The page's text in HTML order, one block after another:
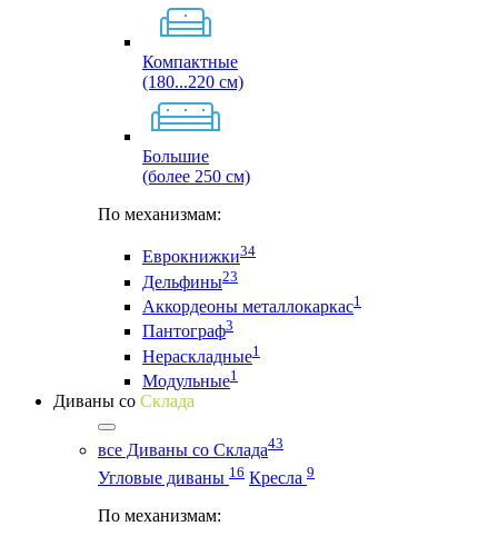
Компактные
(180...220 см)
Большие
(более 250 см)
По механизмам:
Еврокнижки34
Дельфины23
Аккордеоны металлокаркас1
Пантограф3
Нераскладные1
Модульные1
Диваны со Склада
все Диваны со Склада43
Угловые диваны 16 Кресла 9
По механизмам: